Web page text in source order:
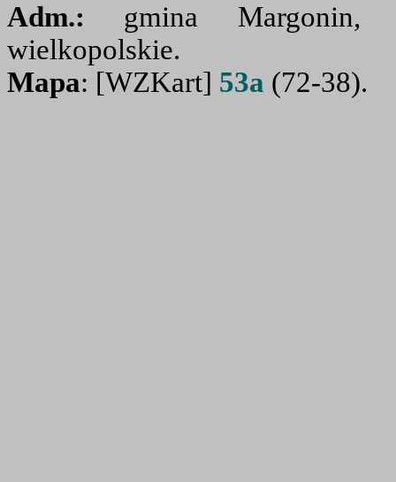
Adm.: gmina Margonin,
wielkopolskie.
Mapa: [WZKart] 53a (72-38).